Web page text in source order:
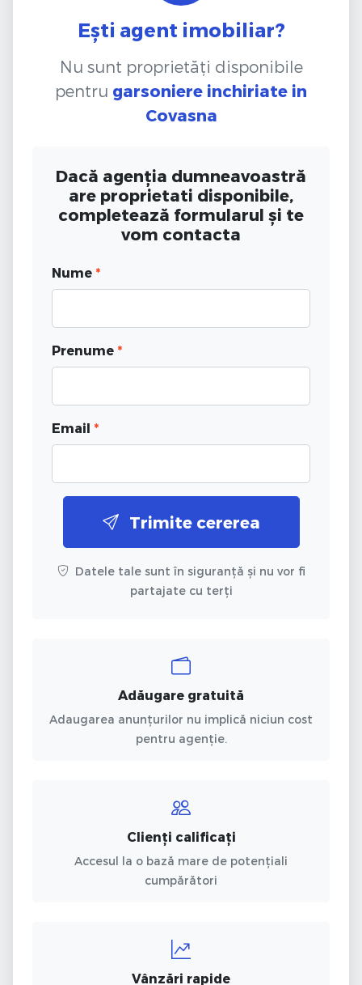
Ești agent imobiliar?
Nu sunt proprietăți disponibile
pentru garsoniere inchiriate in
Covasna
Dacă agenția dumneavoastră
are proprietati disponibile,
completează formularul și te
vom contacta
Nume *
Prenume *
Email *
Trimite cererea
Datele tale sunt în siguranță și nu vor fi
partajate cu terți
Adăugare gratuită
Adaugarea anunțurilor nu implică niciun cost
pentru agenție.
Clienți calificați
Accesul la o bază mare de potențiali
cumpărători
Vânzări rapide